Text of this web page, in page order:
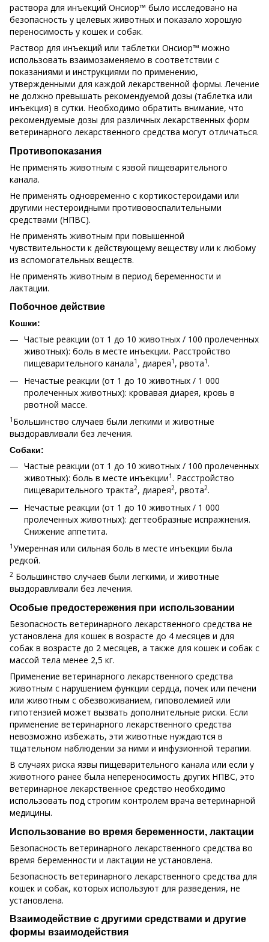
раствора для инъекций Онсиор™ было исследовано на
безопасность у целевых животных и показало хорошую
переносимость у кошек и собак.
Раствор для инъекций или таблетки Онсиор™ можно
использовать взаимозаменяемо в соответствии с
показаниями и инструкциями по применению,
утвержденными для каждой лекарственной формы. Лечение
не должно превышать рекомендуемой дозы (таблетка или
инъекция) в сутки. Необходимо обратить внимание, что
рекомендуемые дозы для различных лекарственных форм
ветеринарного лекарственного средства могут отличаться.
Противопоказания
Не применять животным с язвой пищеварительного
канала.
Не применять одновременно с кортикостероидами или
другими нестероидными противовоспалительными
средствами (НПВС).
Не применять животным при повышенной
чувствительности к действующему веществу или к любому
из вспомогательных веществ.
Не применять животным в период беременности и
лактации.
Побочное действие
Кошки:
Частые реакции (от 1 до 10 животных / 100 пролеченных
животных): боль в месте инъекции. Расстройство
пищеварительного канала1 , диарея1 , рвота1.
Нечастые реакции (от 1 до 10 животных / 1 000
пролеченных животных): кровавая диарея, кровь в
рвотной массе.
1 Большинство случаев были легкими и животные
выздоравливали без лечения.
Собаки:
Частые реакции (от 1 до 10 животных / 100 пролеченных
животных): боль в месте инъекции1. Расстройство
пищеварительного тракта2, диарея2, рвота2.
Нечастые реакции (от 1 до 10 животных / 1 000
пролеченных животных): дегтеобразные испражнения.
Снижение аппетита.
1Умеренная или сильная боль в месте инъекции была
редкой.
2 Большинство случаев были легкими, и животные
выздоравливали без лечения.
Особые предостережения при использовании
Безопасность ветеринарного лекарственного средства не
установлена для кошек в возрасте до 4 месяцев и для
собак в возрасте до 2 месяцев, а также для кошек и собак с
массой тела менее 2,5 кг.
Применение ветеринарного лекарственного средства
животным с нарушением функции сердца, почек или печени
или животным с обезвоживанием, гиповолемией или
гипотензией может вызвать дополнительные риски. Если
применение ветеринарного лекарственного средства
невозможно избежать, эти животные нуждаются в
тщательном наблюдении за ними и инфузионной терапии.
В случаях риска язвы пищеварительного канала или если у
животного ранее была непереносимость других НПВС, это
ветеринарное лекарственное средство необходимо
использовать под строгим контролем врача ветеринарной
медицины.
Использование во время беременности, лактации
Безопасность ветеринарного лекарственного средства во
время беременности и лактации не установлена.
Безопасность ветеринарного лекарственного средства для
кошек и собак, которых используют для разведения, не
установлена.
Взаимодействие с другими средствами и другие
формы взаимодействия